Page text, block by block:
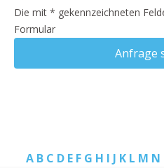
Die mit * gekennzeichneten
Formular
Anfrage
A B C D E F G H I J K L M N